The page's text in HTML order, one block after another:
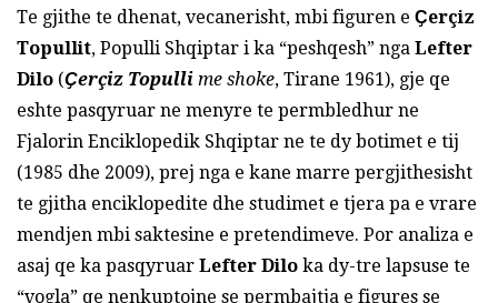
Te gjithe te dhenat, vecanerisht, mbi figuren e Ҫerçiz
Topullit, Populli Shqiptar i ka “peshqesh” nga Lefter
Dilo (Ҫerçiz Topulli me shoke, Tirane 1961), gje qe
eshte pasqyruar ne menyre te permbledhur ne
Fjalorin Enciklopedik Shqiptar ne te dy botimet e tij
(1985 dhe 2009), prej nga e kane marre pergjithesisht
te gjitha enciklopedite dhe studimet e tjera pa e vrare
mendjen mbi saktesine e pretendimeve. Por analiza e
asaj qe ka pasqyruar Lefter Dilo ka dy-tre lapsuse te
“vogla” qe nenkuptojne se permbajtja e figures se